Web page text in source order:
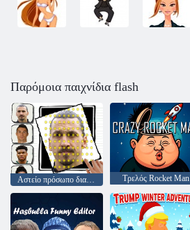
Παρόμοια παιχνίδια flash
Αστείο πρόσωπο διασημοτήτων LOL Τρελός Rocket Man